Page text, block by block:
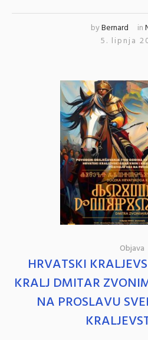
byBernard in
5. lipnja
Objava
HRVATSKI
KRALJ DMITAR
NA PROSLAVU